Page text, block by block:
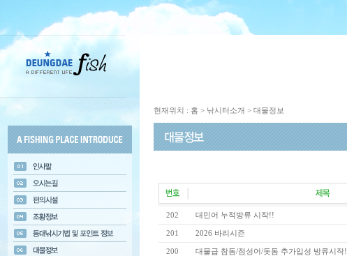
현재위치 : 홈 > 낚시터소개 > 대물정보
202 대민어 누적방류 시작!!
201 2026 바리시즌
200 대물급 참돔/점성어/돗돔 추가입성 방류시작!